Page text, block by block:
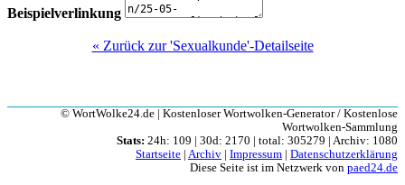
Beispielverlinkung
« Zurück zur 'Sexualkunde'-Detailseite
© WortWolke24.de | Kostenloser Wortwolken-Generator / Kostenlose
Wortwolken-Sammlung
Stats: 24h: 109 | 30d: 2170 | total: 305279 | Archiv: 1080
Startseite Archiv Impressum
Datenschutzerklärung
Diese Seite ist im Netzwerk von paed24.de